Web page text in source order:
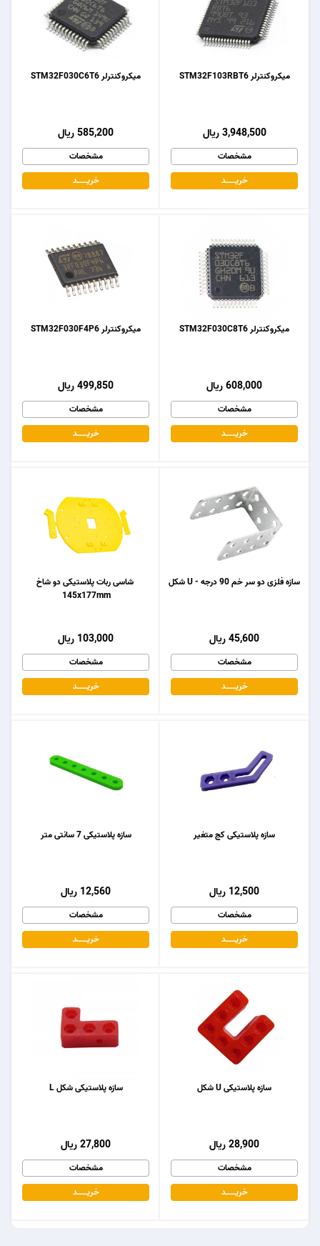
میکروکنترلر STM32F030C6T6
585,200 ریال
مشخصات
خریـــــــد
میکروکنترلر STM32F103RBT6
3,948,500 ریال
مشخصات
خریـــــــد
میکروکنترلر STM32F030F4P6
499,850 ریال
مشخصات
خریـــــــد
میکروکنترلر STM32F030C8T6
608,000 ریال
مشخصات
خریـــــــد
شاسی ربات پلاستیکی دو شاخ
145x177mm
103,000 ریال
مشخصات
خریـــــــد
سازه فلزی دو سر خم 90 درجه - U شکل
45,600 ریال
مشخصات
خریـــــــد
سازه پلاستیکی 7 سانتی متر
12,560 ریال
مشخصات
خریـــــــد
سازه پلاستیکی کج متغیر
12,500 ریال
مشخصات
خریـــــــد
سازه پلاستیکی شکل L
27,800 ریال
مشخصات
خریـــــــد
سازه پلاستیکی U شکل
28,900 ریال
مشخصات
خریـــــــد